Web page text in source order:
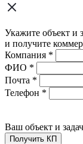
Укажите объект и
и получите
Компания *
ФИО *
Почта *
Телефон *
Ваш объект и
Получить КП